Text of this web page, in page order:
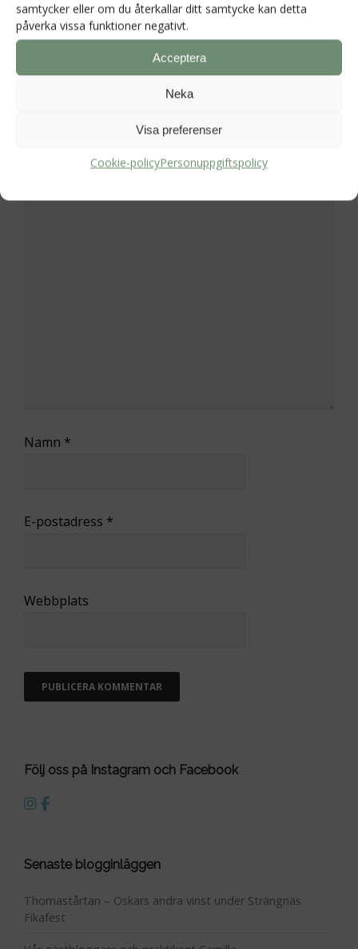
samtycker eller om du återkallar ditt samtycke kan detta
påverka vissa funktioner negativt.
Acceptera
Neka
Visa preferenser
Cookie-policyPersonuppgiftspolicy
Lämna ett svar
Obligatoriska fält är märkta*
Namn *
E-postadress *
Webbplats
Följ oss på Instagram och Facebook
Senaste blogginläggen
Thomastårtan – Oskars andra vinst under Strängnäs
Fikafest